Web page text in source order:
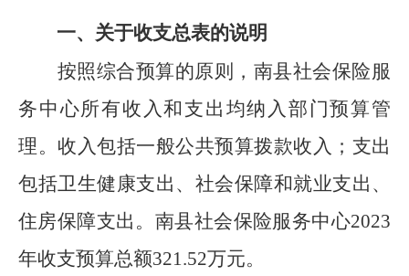
一、关于收支总表的说明
按照综合预算的原则， 南县社会保险服
务中心所有收入和支出均纳入部门预算管
理。收入包括一般公共预算拨款收入 ；支出
包括卫生健康支出、社会保障和就业支出、
住房保障支出。 南县社会保险服务中心2023
年收支预算总额321.52万元。